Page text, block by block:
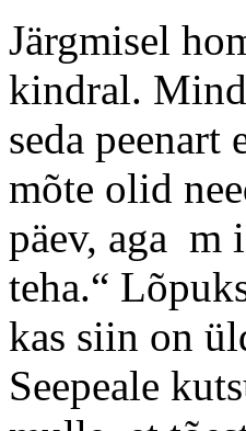
Järgmisel
kindral. Mind
seda peenart
mõte olid
päev, aga m
teha.“
kas siin on
Seepeale